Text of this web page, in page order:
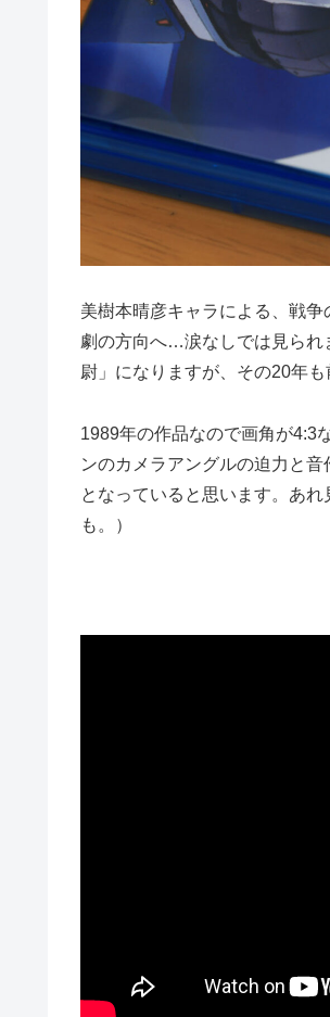
美樹本晴彦キャラによる、戦
劇の方向へ…涙なしでは見られ
尉」になりますが、その20年
1989年の作品なので画角が4:3
ンのカメラアングルの迫力と
となっていると思います。あ
も。）